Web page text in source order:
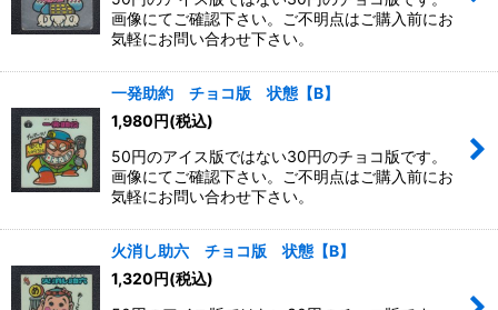
画像にてご確認下さい。ご不明点はご購入前にお
気軽にお問い合わせ下さい。
一発助約 チョコ版 状態【B】
1,980円(税込)
50円のアイス版ではない30円のチョコ版です。
画像にてご確認下さい。ご不明点はご購入前にお
気軽にお問い合わせ下さい。
火消し助六 チョコ版 状態【B】
1,320円(税込)